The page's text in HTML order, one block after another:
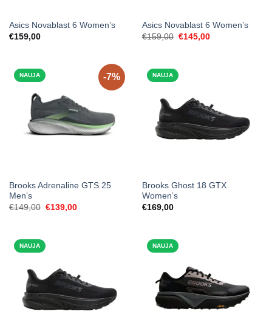
Asics Novablast 6 Women’s
€159,00
Asics Novablast 6 Women’s
€159,00 Original
€145,00Current
-7%
NAUJA
Brooks Adrenaline GTS 25
Men’s
€149,00 Original
€139,00Current
NAUJA
Brooks Ghost 18 GTX
Women’s
€169,00
NAUJA NAUJA